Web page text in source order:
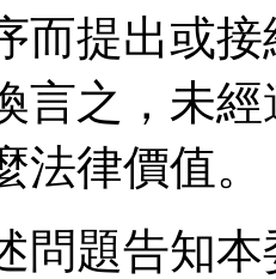
而提出或
言之，未
法律價值。
問題告知